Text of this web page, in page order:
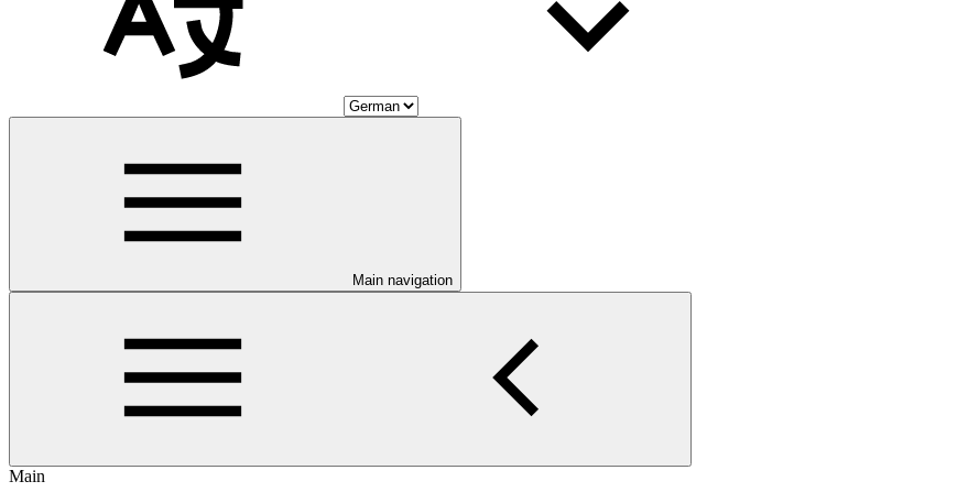
Main navigation
Main